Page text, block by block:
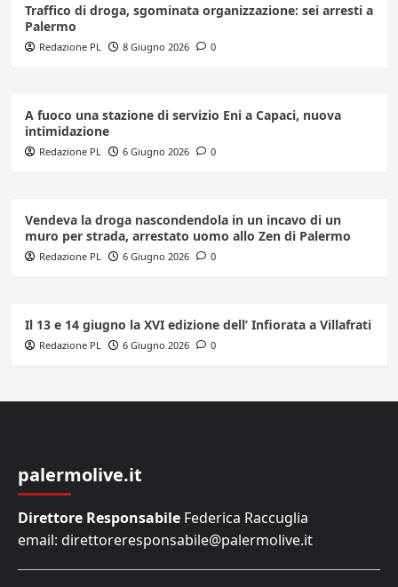
Traffico di droga, sgominata organizzazione: sei arresti a
Palermo
Redazione PL 8 Giugno 2026 0
A fuoco una stazione di servizio Eni a Capaci, nuova
intimidazione
Redazione PL 6 Giugno 2026 0
Vendeva la droga nascondendola in un incavo di un
muro per strada, arrestato uomo allo Zen di Palermo
Redazione PL 6 Giugno 2026 0
Il 13 e 14 giugno la XVI edizione dell’ Infiorata a Villafrati
Redazione PL 6 Giugno 2026 0
palermolive.it
Direttore Responsabile Federica Raccuglia
email: direttoreresponsabile@palermolive.it